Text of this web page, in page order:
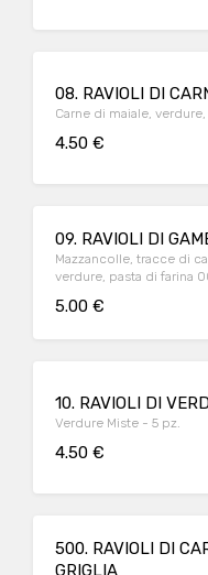
08. RAVIOLI DI
Carne di maiale,
4.50 €
09. RAVIOLI DI
Mazzancolle, tracce di
verdure, pasta di farina
5.00 €
10. RAVIOLI DI
Verdure Miste - 5 pz.
4.50 €
500. RAVIOLI DI
GRIGLIA